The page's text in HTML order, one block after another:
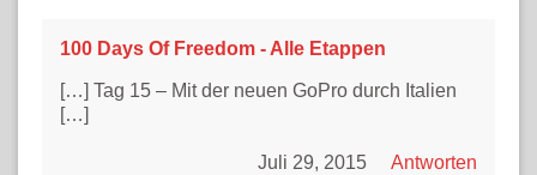
100 Days Of Freedom - Alle Etappen
[…] Tag 15 – Mit der neuen GoPro durch Italien
[…]
Antworten
Juli 29, 2015